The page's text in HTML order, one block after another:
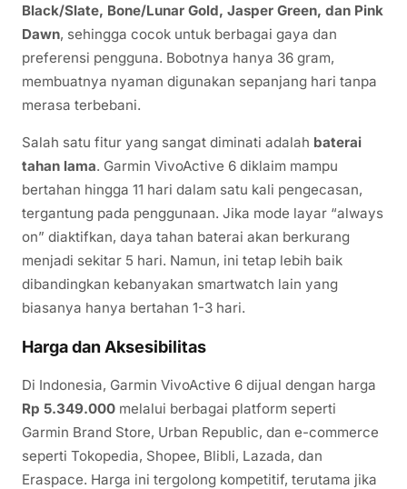
Black/Slate, Bone/Lunar Gold, Jasper Green, dan Pink
Dawn, sehingga cocok untuk berbagai gaya dan
preferensi pengguna. Bobotnya hanya 36 gram,
membuatnya nyaman digunakan sepanjang hari tanpa
merasa terbebani.
Salah satu fitur yang sangat diminati adalah baterai
tahan lama. Garmin VivoActive 6 diklaim mampu
bertahan hingga 11 hari dalam satu kali pengecasan,
tergantung pada penggunaan. Jika mode layar “always
on” diaktifkan, daya tahan baterai akan berkurang
menjadi sekitar 5 hari. Namun, ini tetap lebih baik
dibandingkan kebanyakan smartwatch lain yang
biasanya hanya bertahan 1-3 hari.
Harga dan Aksesibilitas
Di Indonesia, Garmin VivoActive 6 dijual dengan harga
Rp 5.349.000 melalui berbagai platform seperti
Garmin Brand Store, Urban Republic, dan e-commerce
seperti Tokopedia, Shopee, Blibli, Lazada, dan
Eraspace. Harga ini tergolong kompetitif, terutama jika